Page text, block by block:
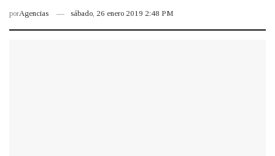
porAgencias sábado, 26 enero 2019 2:48 PM